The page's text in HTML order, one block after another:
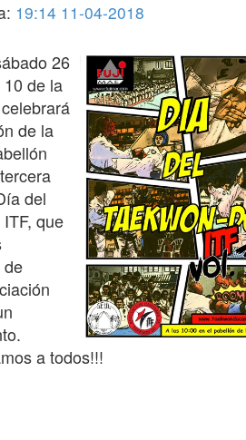
19:14 11-04-2018
26
de la
de la
del
que
de
a todos!!!